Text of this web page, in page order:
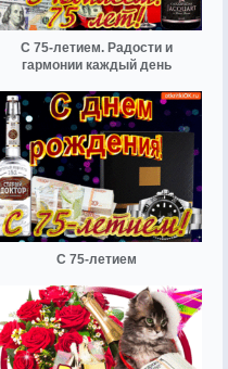
С 75-летием. Радости и
гармонии каждый день
С 75-летием